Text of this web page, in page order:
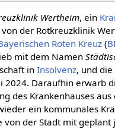
Wertheim, ein
der Rotkreuzklinik
Roten Kreuz (
mit dem Namen
inInsolvenz, und
2024. Daraufhin erwarb
des Krankenhauses
ein kommunales
der Stadt mit